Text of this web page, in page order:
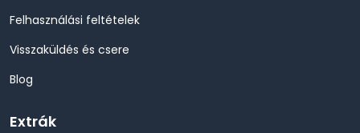
Felhasználási feltételek
Visszaküldés és csere
Blog
Extrák